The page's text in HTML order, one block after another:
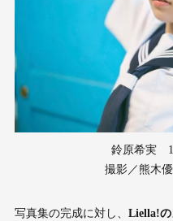
鈴原希実
撮影／熊木
写真集の完成に対し、 Liella!の